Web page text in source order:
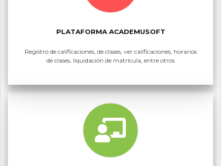
PLATAFORMA ACADEMUSOFT
Registro de calificaciones, de clases, ver calificaciones, horarios
de clases, liquidación de matrícula, entre otros